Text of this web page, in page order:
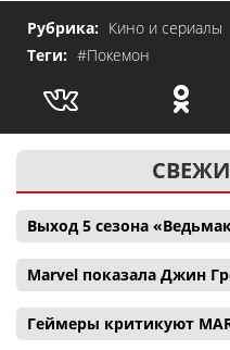
Рубрика: Кино и сериалы
Теги: #Покемон
Выход 5 сезона
Marvel показала Джин
Геймеры критикуют